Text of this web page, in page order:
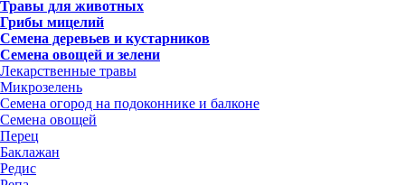
Травы для животных
Грибы мицелий
Семена деревьев и кустарников
Семена овощей и зелени
Лекарственные травы
Микрозелень
Семена огород на подоконнике и балконе
Семена овощей
Перец
Баклажан
Редис